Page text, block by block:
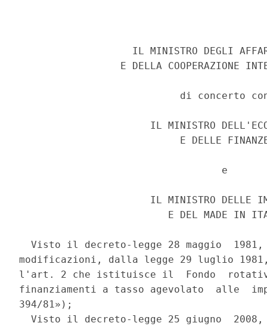
IL MINISTRO DEGLI
E DELLA COOPERAZIONE
di concerto
IL MINISTRO
E DELLE
                                  e
IL MINISTRO DELLE
E DEL MADE IN
Visto il decreto-legge 28 maggio
modificazioni, dalla legge 29 luglio
l'art. 2 che istituisce il  Fondo
finanziamenti a tasso agevolato  alle
394/81»);
Visto il decreto-legge 25 giugno